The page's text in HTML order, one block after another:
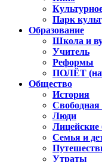
Парк
Образование
Школа и
Учитель
Реформы
ПОЛЁТ
Общество
История
Свободная
Люди
Лицейские
Семья и
Утраты